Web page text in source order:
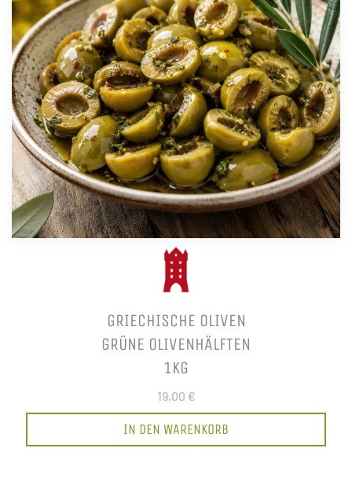
GRIECHISCHE OLIVEN
GRÜNE OLIVENHÄLFTEN
1KG
19,00 €
IN DEN WARENKORB